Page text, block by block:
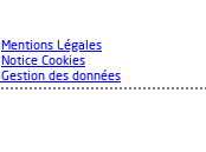
Mentions Légales
Notice Cookies
Gestion des données